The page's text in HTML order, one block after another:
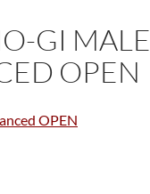
GI MALE
OPEN
OPEN